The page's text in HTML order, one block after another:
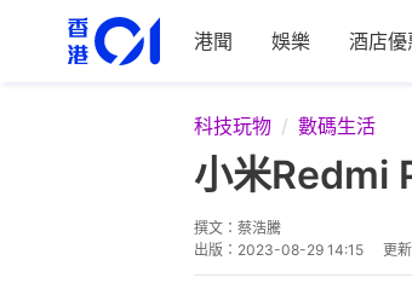
港聞 娛樂 酒店優
科技玩物 數碼生活
小米Redmi
撰文： 蔡浩騰
出版： 2023-08-29 14:15 更新